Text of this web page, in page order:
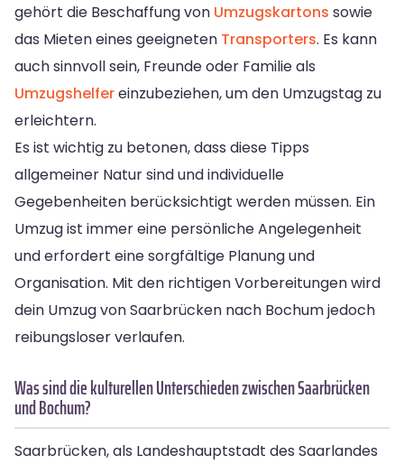
gehört die Beschaffung von Umzugskartons sowie
das Mieten eines geeigneten Transporters. Es kann
auch sinnvoll sein, Freunde oder Familie als
Umzugshelfereinzubeziehen, um den Umzugstag zu
erleichtern.
Es ist wichtig zu betonen, dass diese Tipps
allgemeiner Natur sind und individuelle
Gegebenheiten berücksichtigt werden müssen. Ein
Umzug ist immer eine persönliche Angelegenheit
und erfordert eine sorgfältige Planung und
Organisation. Mit den richtigen Vorbereitungen wird
dein Umzug von Saarbrücken nach Bochum jedoch
reibungsloser verlaufen.
Was sind die kulturellen Unterschieden zwischen Saarbrücken
und Bochum?
Saarbrücken, als Landeshauptstadt des Saarlandes